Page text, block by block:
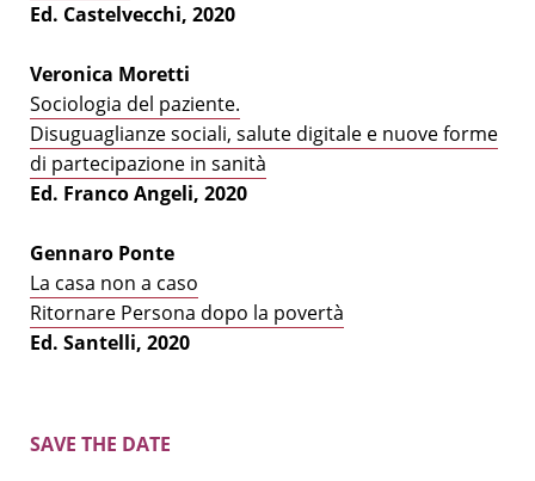
Ed. Castelvecchi, 2020
Veronica Moretti
Sociologia del paziente.
Disuguaglianze sociali, salute digitale e nuove forme
di partecipazione in sanità
Ed. Franco Angeli, 2020
Gennaro Ponte
La casa non a caso
Ritornare Persona dopo la povertà
Ed. Santelli, 2020
SAVE THE DATE